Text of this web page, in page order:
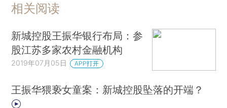
相关阅读
新城控股王振华银行布局：参
股江苏多家农村金融机构
2019年07月05日 APP打开
王振华猥亵女童案：新城控股坠落的开端？